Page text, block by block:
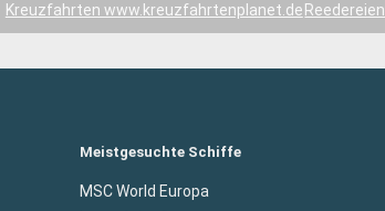
Kreuzfahrten www.kreuzfahrtenplanet.de Reedereien
Meistgesuchte Schiffe
MSC World Europa